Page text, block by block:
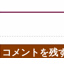
コメントを残